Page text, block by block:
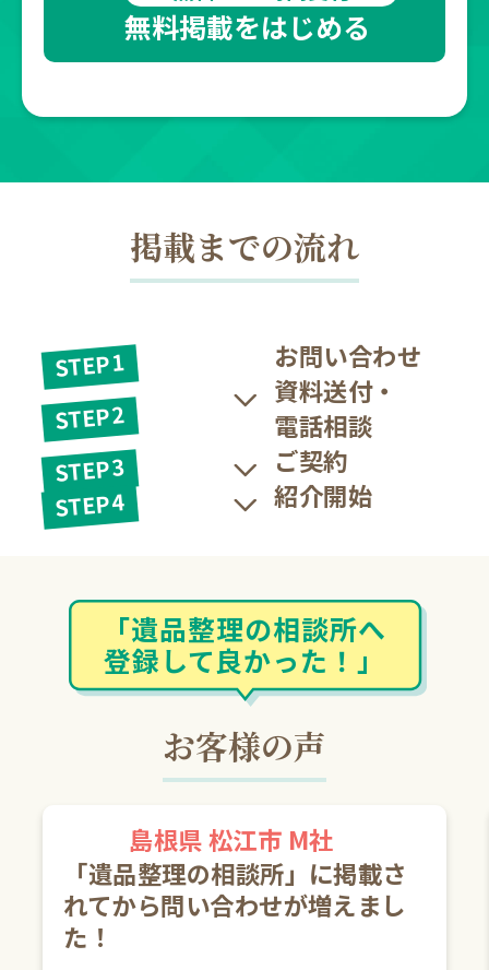
無料掲載をはじめる
掲載までの流れ
STEP1 お問い合わせ
STEP2
資料送付・
電話相談
STEP3 ご契約
STEP4 紹介開始
「遺品整理の相談所へ
登録して良かった！」
お客様の声
島根県 松江市 M社
「遺品整理の相談所」に掲載さ
れてから問い合わせが増えまし
た！